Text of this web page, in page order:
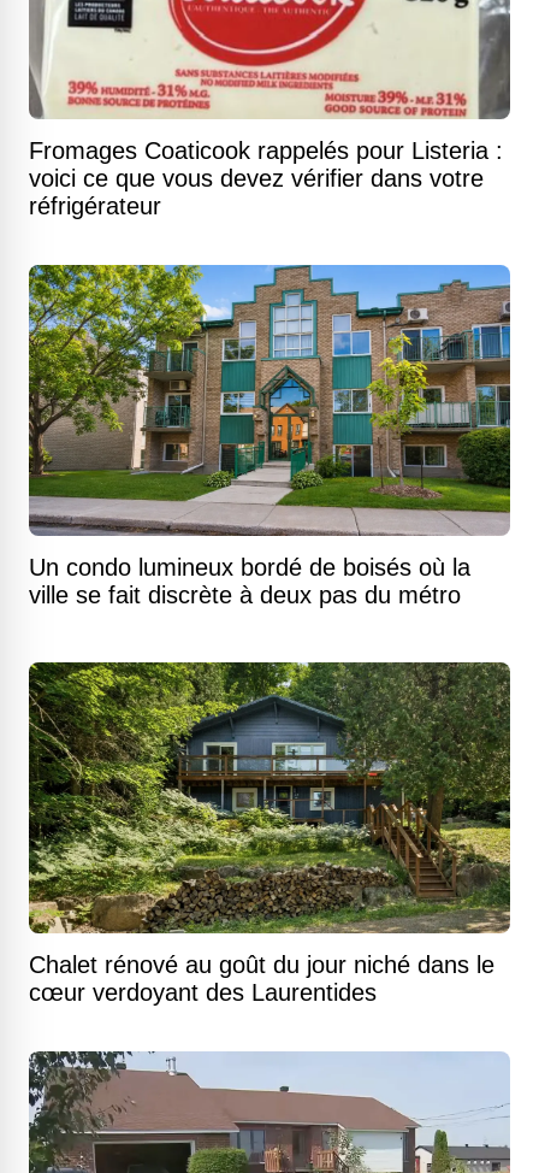
Fromages Coaticook rappelés pour Listeria :
voici ce que vous devez vérifier dans votre
réfrigérateur
Un condo lumineux bordé de boisés où la
ville se fait discrète à deux pas du métro
Chalet rénové au goût du jour niché dans le
cœur verdoyant des Laurentides